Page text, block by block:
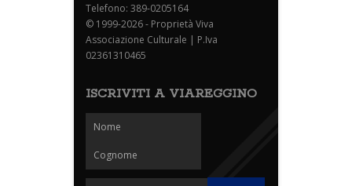
Telefono: 389-0205164
© 1999-2026 - Proprietà Viva
Associazione Culturale | P.Iva
02361310465
ISCRIVITI A VIAREGGINO